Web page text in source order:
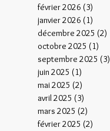
février 2026 (3)
janvier 2026 (1)
décembre 2025 (2)
octobre 2025 (1)
septembre 2025 (3)
juin 2025 (1)
mai 2025 (2)
avril 2025 (3)
mars 2025 (2)
février 2025 (2)